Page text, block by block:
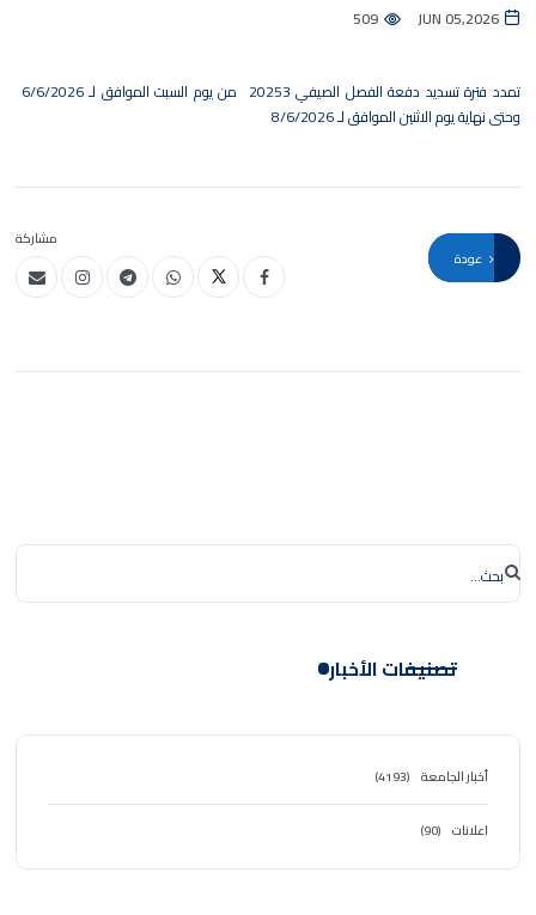
JUN 05,2026
509
وحتى نهاية يوم الاثنين الموافق لـ 8/6/2026
مشاركة
تصنيفات الأخبار
أخبار الجامعة (4193)
اعلانات (90)